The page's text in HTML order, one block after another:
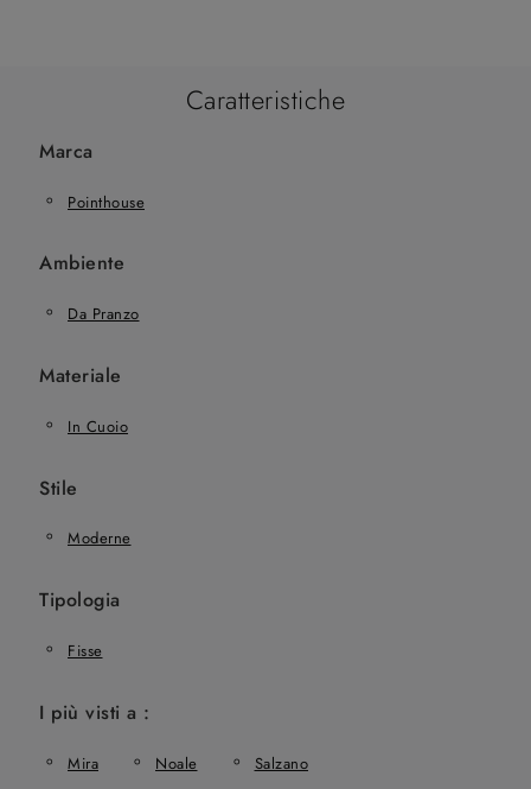
Caratteristiche
Marca
Pointhouse
Ambiente
Da Pranzo
Materiale
In Cuoio
Stile
Moderne
Tipologia
Fisse
I più visti a :
Mira Noale Salzano